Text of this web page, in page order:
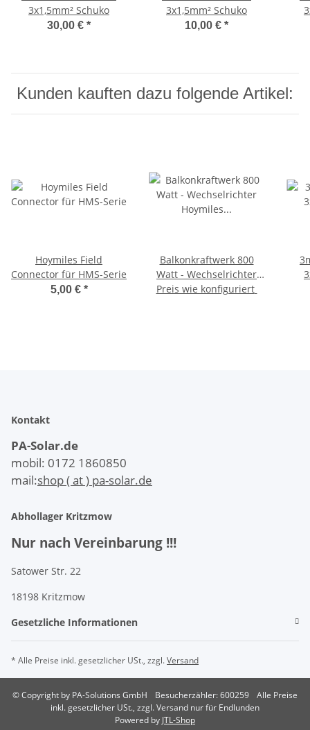
3x1,5mm² Schuko
30,00 € *
3x1,5mm² Schuko
10,00 € *
Kunden kauften dazu folgende Artikel:
Hoymiles Field
Connector für HMS-Serie
5,00 € *
Balkonkraftwerk 800
Watt - Wechselrichter
Hoymiles HMS-800W-2T
Preis wie konfiguriert
Kontakt
PA-Solar.de
mobil: 0172 1860850
mail:shop ( at ) pa-solar.de
Abhollager Kritzmow
Nur nach Vereinbarung !!!
Satower Str. 22
18198 Kritzmow
Gesetzliche Informationen
* Alle Preise inkl. gesetzlicher USt., zzgl.Versand
© Copyright by PA-Solutions GmbH Besucherzähler: 600259
Alle Preise
inkl. gesetzlicher USt., zzgl. Versand nur für Endlunden
Powered by JTL-Shop